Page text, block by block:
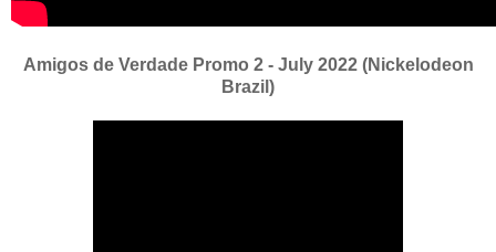
Amigos de Verdade Promo 2 - July 2022 (Nickelodeon
Brazil)